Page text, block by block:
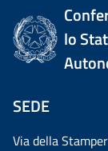
lo
SEDE
Via della